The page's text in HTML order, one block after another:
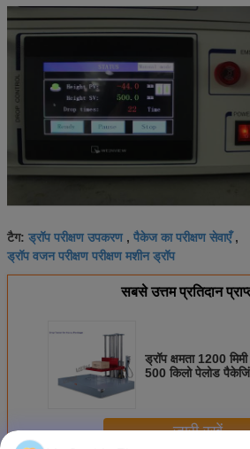
टैग: ड्रॉप परीक्षण उपकरण , पैकेज का परीक्षण सेवाएँ,
ड्रॉप वजन परीक्षण परीक्षण मशीन ड्रॉप
सबसे उत्तम प्रतिदान
ड्रॉप क्षमता 1200
500 किलो पेलोड
जारी रखें